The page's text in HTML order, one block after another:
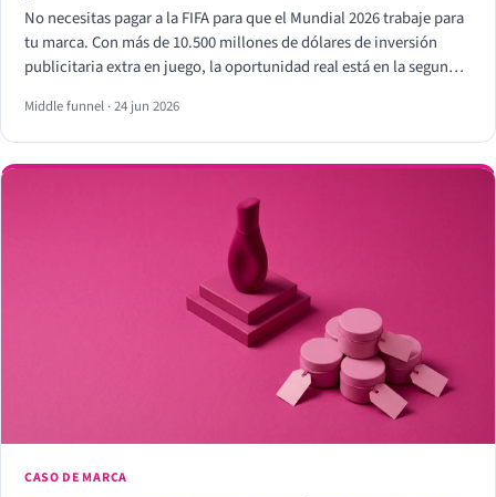
No necesitas pagar a la FIFA para que el Mundial 2026 trabaje para
tu marca. Con más de 10.500 millones de dólares de inversión
publicitaria extra en juego, la oportunidad real está en la segunda
estadio. Eso sí, hay líneas que no se cruzan: usar los símbolos
oficiales de la FIFA puede salir muy caro.
Middle funnel · 24 jun 2026
CASO DE MARCA